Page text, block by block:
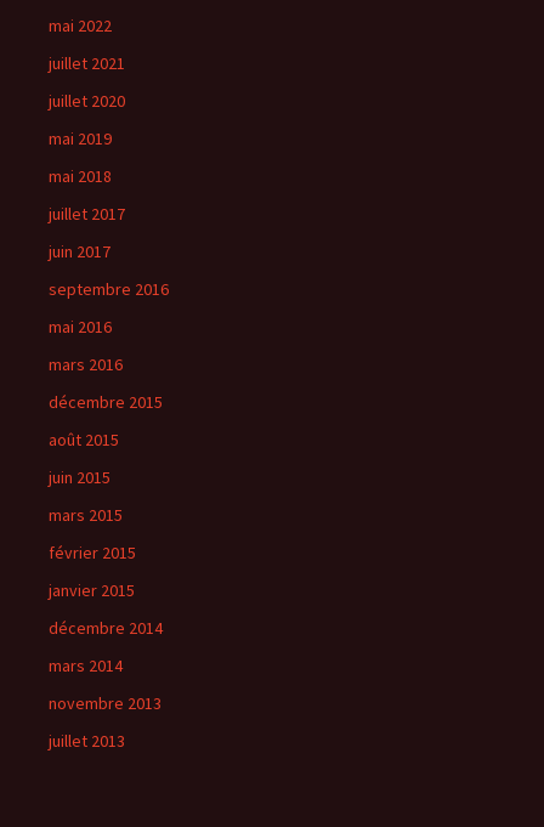
mai 2022
juillet 2021
juillet 2020
mai 2019
mai 2018
juillet 2017
juin 2017
septembre 2016
mai 2016
mars 2016
décembre 2015
août 2015
juin 2015
mars 2015
février 2015
janvier 2015
décembre 2014
mars 2014
novembre 2013
juillet 2013